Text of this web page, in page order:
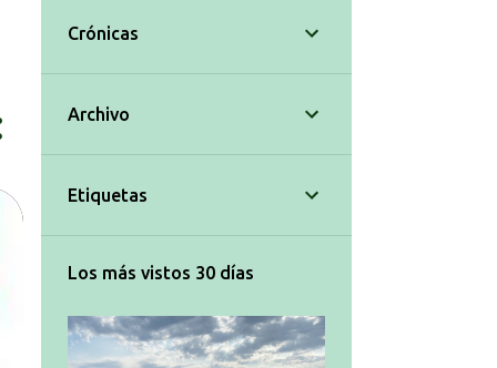
Crónicas
Archivo
Etiquetas
Los más vistos 30 días